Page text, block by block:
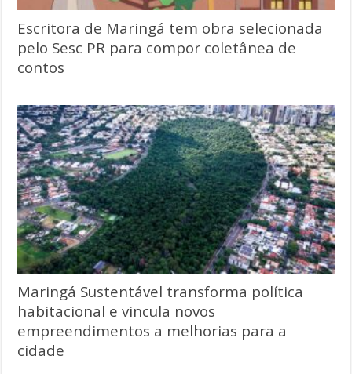
Escritora de Maringá tem obra selecionada
pelo Sesc PR para compor coletânea de
contos
Maringá Sustentável transforma política
habitacional e vincula novos
empreendimentos a melhorias para a
cidade